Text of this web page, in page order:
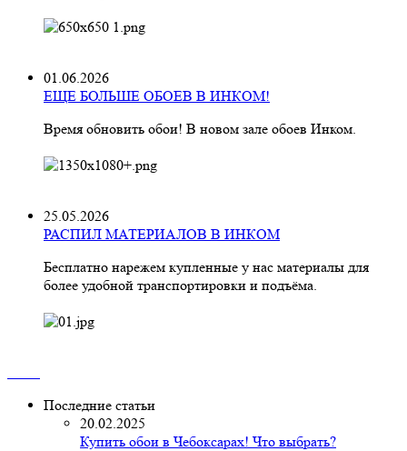
01.06.2026
ЕЩЕ БОЛЬШЕ ОБОЕВ В ИНКОМ!
Время обновить обои! В новом зале обоев Инком.
25.05.2026
РАСПИЛ МАТЕРИАЛОВ В ИНКОМ
Бесплатно нарежем купленные у нас материалы для
более удобной транспортировки и подъёма.
Последние статьи
20.02.2025
Купить обои в Чебоксарах! Что выбрать?